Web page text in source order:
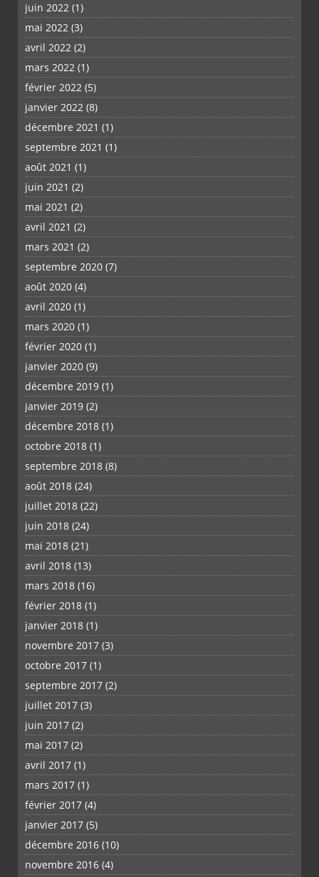
juin 2022 (1)
mai 2022 (3)
avril 2022 (2)
mars 2022 (1)
février 2022 (5)
janvier 2022 (8)
décembre 2021 (1)
septembre 2021 (1)
août 2021 (1)
juin 2021 (2)
mai 2021 (2)
avril 2021 (2)
mars 2021 (2)
septembre 2020 (7)
août 2020 (4)
avril 2020 (1)
mars 2020 (1)
février 2020 (1)
janvier 2020 (9)
décembre 2019 (1)
janvier 2019 (2)
décembre 2018 (1)
octobre 2018 (1)
septembre 2018 (8)
août 2018 (24)
juillet 2018 (22)
juin 2018 (24)
mai 2018 (21)
avril 2018 (13)
mars 2018 (16)
février 2018 (1)
janvier 2018 (1)
novembre 2017 (3)
octobre 2017 (1)
septembre 2017 (2)
juillet 2017 (3)
juin 2017 (2)
mai 2017 (2)
avril 2017 (1)
mars 2017 (1)
février 2017 (4)
janvier 2017 (5)
décembre 2016 (10)
novembre 2016 (4)